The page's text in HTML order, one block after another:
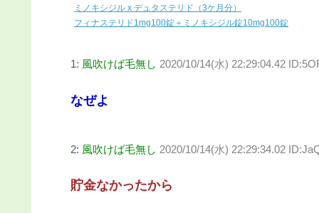
ミノキシジル x デュタステリド（3ケ月分）
フィナステリド1mg100錠＋ミノキシジル錠10mg100錠
1: 風吹けば毛無し 2020/10/14(水) 22:29:04.42
なぜよ
2: 風吹けば毛無し 2020/10/14(水) 22:29:34.02
貯金なかったから